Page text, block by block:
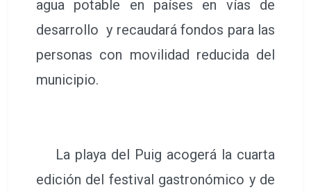
agua potable en países en vías de
desarrollo y recaudará fondos para las
personas con movilidad reducida del
municipio.
La playa del Puig acogerá la cuarta
edición del festival gastronómico y de